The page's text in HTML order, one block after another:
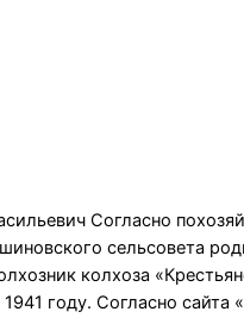
Согласно
сельсовета
колхоза
году. Согласно сайта